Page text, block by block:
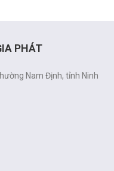
PHÁT
Nam Định, tỉnh Ninh